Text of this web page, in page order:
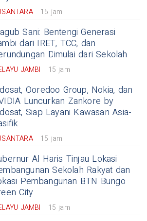
15 jam
Sani: Bentengi Generasi
dari IRET, TCC, dan
Dimulai dari Sekolah
JAMBI 15 jam
Ooredoo Group, Nokia, dan
Luncurkan Zankore by
Siap Layani Kawasan Asia-
15 jam
Al Haris Tinjau Lokasi
Sekolah Rakyat dan
Pembangunan BTN Bungo
City
JAMBI 15 jam